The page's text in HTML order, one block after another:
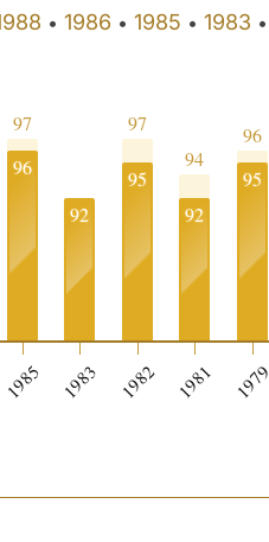
• 1986 • 1985 • 1983 •
97
96
1985
92
1983
97
95
1982
94
92
1981
96
95
1979